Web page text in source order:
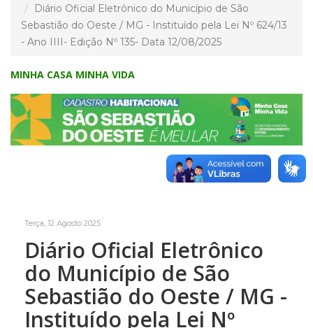
Diário Oficial Eletrônico do Município de São
Sebastião do Oeste / MG - Instituído pela Lei Nº 624/13
- Ano IIII- Edição Nº 135- Data 12/08/2025
MINHA CASA MINHA VIDA
Terça, 12 Agosto 2025
Diário Oficial Eletrônico
do Município de São
Sebastião do Oeste / MG -
Instituído pela Lei Nº